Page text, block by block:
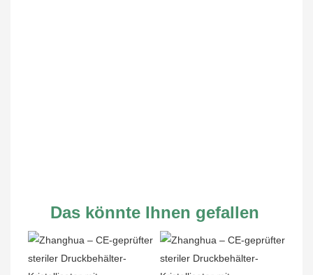
Das könnte Ihnen gefallen